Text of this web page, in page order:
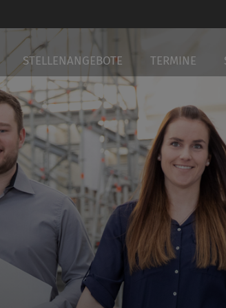
STELLENANGEBOTE TERMINE